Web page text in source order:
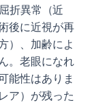
折異常（近
後に近視が再
）、加齢によ
。老眼になれ
能性はありま
ア）が残った